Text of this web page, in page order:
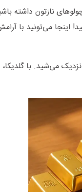
نازتون داشته
اینجا می‌تونید با
می‌شید. با